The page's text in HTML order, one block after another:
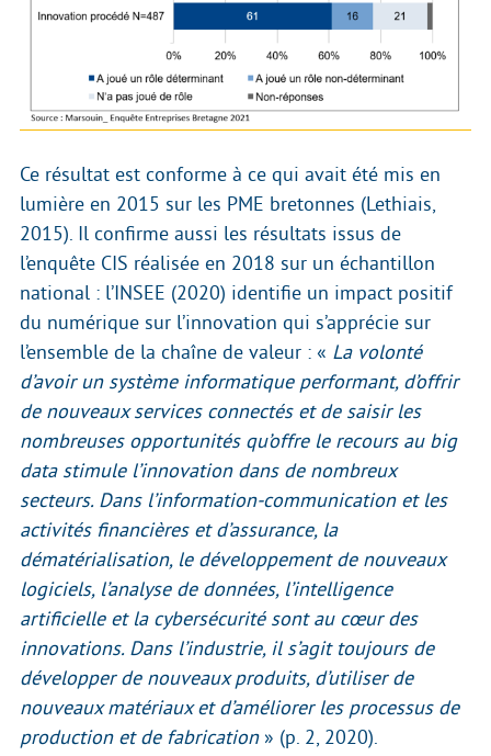
Ce résultat est conforme à ce qui avait été mis en
lumière en 2015 sur les PME bretonnes (Lethiais,
2015). Il confirme aussi les résultats issus de
l’enquête CIS réalisée en 2018 sur un échantillon
national : l’INSEE (2020) identifie un impact positif
du numérique sur l’innovation qui s’apprécie sur
l’ensemble de la chaîne de valeur : « La volonté
d’avoir un système informatique performant, d’offrir
de nouveaux services connectés et de saisir les
nombreuses opportunités qu’offre le recours au big
data stimule l’innovation dans de nombreux
secteurs. Dans l’information-communication et les
activités financières et d’assurance, la
dématérialisation, le développement de nouveaux
logiciels, l’analyse de données, l’intelligence
artificielle et la cybersécurité sont au cœur des
innovations. Dans l’industrie, il s’agit toujours de
développer de nouveaux produits, d’utiliser de
nouveaux matériaux et d’améliorer les processus de
production et de fabrication» (p. 2, 2020).